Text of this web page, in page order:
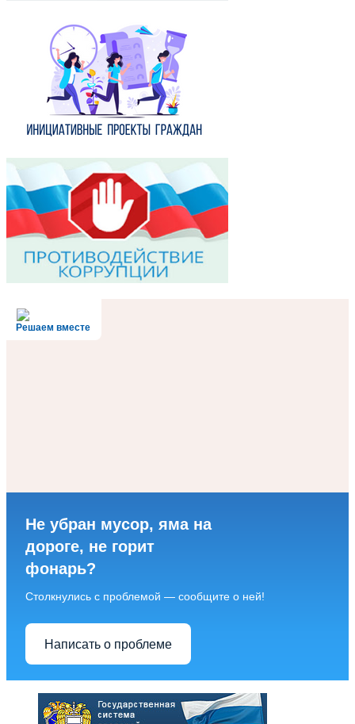
Решаем вместе
Не убран мусор, яма на
дороге, не горит
фонарь?
Столкнулись с проблемой — сообщите о ней!
Написать о проблеме